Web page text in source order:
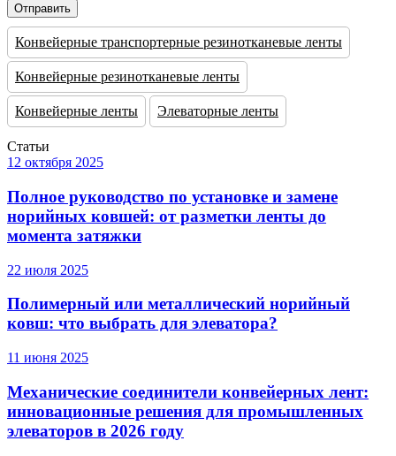
Отправить
Конвейерные транспортерные резинотканевые ленты
Конвейерные резинотканевые ленты
Конвейерные ленты Элеваторные ленты
Статьи
12 октября 2025
Полное руководство по установке и замене
норийных ковшей: от разметки ленты до
момента затяжки
22 июля 2025
Полимерный или металлический норийный
ковш: что выбрать для элеватора?
11 июня 2025
Механические соединители конвейерных лент:
инновационные решения для промышленных
элеваторов в 2026 году